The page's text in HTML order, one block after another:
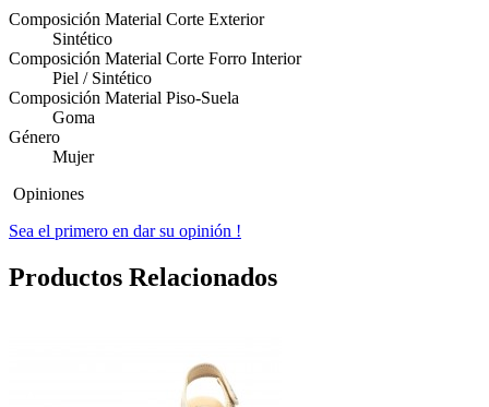
Composición Material Corte Exterior
Sintético
Composición Material Corte Forro Interior
Piel / Sintético
Composición Material Piso-Suela
Goma
Género
Mujer
Opiniones
Sea el primero en dar su opinión !
Productos Relacionados